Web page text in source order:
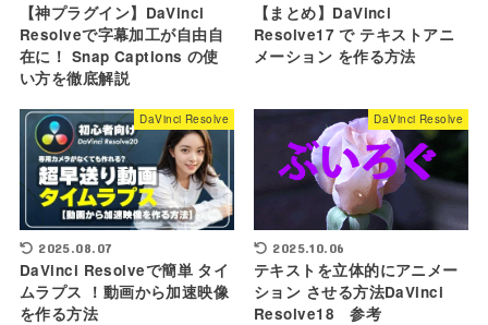
【神プラグイン】DaVinci
Resolveで字幕加工が自由自
在に！ Snap Captions の使
い方を徹底解説
【まとめ】DaVinci
Resolve17 で テキストアニ
メーション を作る方法
DaVinci Resolve
2025.08.07
DaVinci Resolveで簡単 タイ
ムラプス ！動画から加速映像
を作る方法
DaVinci Resolve
2025.10.06
テキストを立体的にアニメー
ション させる方法DaVinci
Resolve18 参考